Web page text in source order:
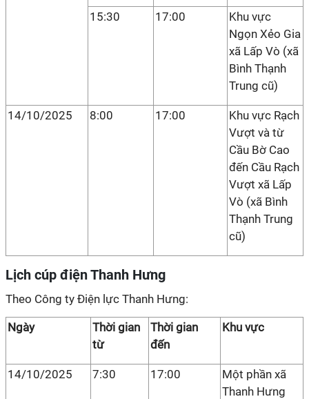
15:30 17:00
Khu vực
Ngọn Xẻo Gia
xã Lấp Vò (xã
Bình Thạnh
Trung cũ)
14/10/2025 8:00 17:00
Khu vực Rạch
Vượt và từ
Cầu Bờ Cao
đến Cầu Rạch
Vượt xã Lấp
Vò (xã Bình
Thạnh Trung
cũ)
Lịch cúp điện Thanh Hưng
Theo Công ty Điện lực Thanh Hưng:
Ngày
Thời gian
từ
Thời gian
đến
Khu vực
14/10/2025 7:30 17:00
Một phần xã
Thanh Hưng